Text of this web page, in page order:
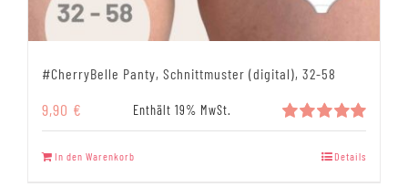
#CherryBelle Panty, Schnittmuster (digital), 32-58
Bewertet
5.00
9,90 € Enthält 19% MwSt.
In den Warenkorb Details